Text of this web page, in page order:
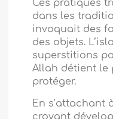
Ces pratiques
dans les
invoquait des
des objets.
superstitions
Allah détient le
protéger.
En s’attachant
croyant